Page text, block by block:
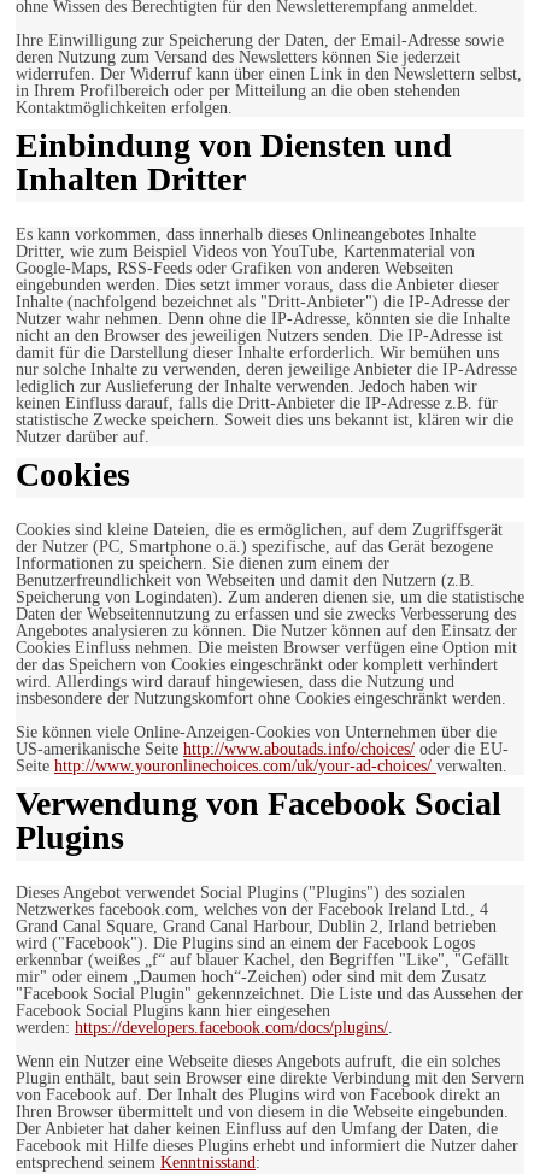
ohne Wissen des Berechtigten für den Newsletterempfang anmeldet.
Ihre Einwilligung zur Speicherung der Daten, der Email-Adresse sowie
deren Nutzung zum Versand des Newsletters können Sie jederzeit
widerrufen. Der Widerruf kann über einen Link in den Newslettern selbst,
in Ihrem Profilbereich oder per Mitteilung an die oben stehenden
Kontaktmöglichkeiten erfolgen.
Einbindung von Diensten und
Inhalten Dritter
Es kann vorkommen, dass innerhalb dieses Onlineangebotes Inhalte
Dritter, wie zum Beispiel Videos von YouTube, Kartenmaterial von
Google-Maps, RSS-Feeds oder Grafiken von anderen Webseiten
eingebunden werden. Dies setzt immer voraus, dass die Anbieter dieser
Inhalte (nachfolgend bezeichnet als "Dritt-Anbieter") die IP-Adresse der
Nutzer wahr nehmen. Denn ohne die IP-Adresse, könnten sie die Inhalte
nicht an den Browser des jeweiligen Nutzers senden. Die IP-Adresse ist
damit für die Darstellung dieser Inhalte erforderlich. Wir bemühen uns
nur solche Inhalte zu verwenden, deren jeweilige Anbieter die IP-Adresse
lediglich zur Auslieferung der Inhalte verwenden. Jedoch haben wir
keinen Einfluss darauf, falls die Dritt-Anbieter die IP-Adresse z.B. für
statistische Zwecke speichern. Soweit dies uns bekannt ist, klären wir die
Nutzer darüber auf.
Cookies
Cookies sind kleine Dateien, die es ermöglichen, auf dem Zugriffsgerät
der Nutzer (PC, Smartphone o.ä.) spezifische, auf das Gerät bezogene
Informationen zu speichern. Sie dienen zum einem der
Benutzerfreundlichkeit von Webseiten und damit den Nutzern (z.B.
Speicherung von Logindaten). Zum anderen dienen sie, um die statistische
Daten der Webseitennutzung zu erfassen und sie zwecks Verbesserung des
Angebotes analysieren zu können. Die Nutzer können auf den Einsatz der
Cookies Einfluss nehmen. Die meisten Browser verfügen eine Option mit
der das Speichern von Cookies eingeschränkt oder komplett verhindert
wird. Allerdings wird darauf hingewiesen, dass die Nutzung und
insbesondere der Nutzungskomfort ohne Cookies eingeschränkt werden.
Sie können viele Online-Anzeigen-Cookies von Unternehmen über die
US-amerikanische Seite http://www.aboutads.info/choices/ oder die EU-
Seite http://www.youronlinechoices.com/uk/your-ad-choices/ verwalten.
Verwendung von Facebook Social
Plugins
Dieses Angebot verwendet Social Plugins ("Plugins") des sozialen
Netzwerkes facebook.com, welches von der Facebook Ireland Ltd., 4
Grand Canal Square, Grand Canal Harbour, Dublin 2, Irland betrieben
wird ("Facebook"). Die Plugins sind an einem der Facebook Logos
erkennbar (weißes „f“ auf blauer Kachel, den Begriffen "Like", "Gefällt
mir" oder einem „Daumen hoch“-Zeichen) oder sind mit dem Zusatz
"Facebook Social Plugin" gekennzeichnet. Die Liste und das Aussehen der
Facebook Social Plugins kann hier eingesehen
werden: https://developers.facebook.com/docs/plugins/.
Wenn ein Nutzer eine Webseite dieses Angebots aufruft, die ein solches
Plugin enthält, baut sein Browser eine direkte Verbindung mit den Servern
von Facebook auf. Der Inhalt des Plugins wird von Facebook direkt an
Ihren Browser übermittelt und von diesem in die Webseite eingebunden.
Der Anbieter hat daher keinen Einfluss auf den Umfang der Daten, die
Facebook mit Hilfe dieses Plugins erhebt und informiert die Nutzer daher
entsprechend seinem Kenntnisstand: